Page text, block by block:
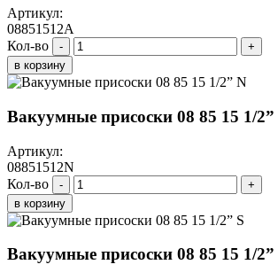
Артикул:
08851512A
Кол-во
-
+
в корзину
Вакуумные присоски 08 85 15 1/2”
Артикул:
08851512N
Кол-во
-
+
в корзину
Вакуумные присоски 08 85 15 1/2”